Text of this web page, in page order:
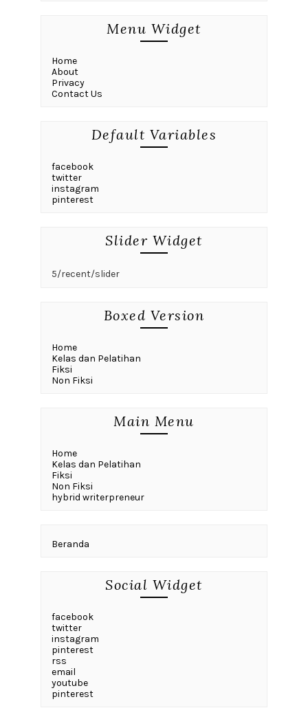
Menu Widget
Home
About
Privacy
Contact Us
Default Variables
facebook
twitter
instagram
pinterest
Slider Widget
5/recent/slider
Boxed Version
Home
Kelas dan Pelatihan
Fiksi
Non Fiksi
Main Menu
Home
Kelas dan Pelatihan
Fiksi
Non Fiksi
hybrid writerpreneur
Beranda
Social Widget
facebook
twitter
instagram
pinterest
rss
email
youtube
pinterest